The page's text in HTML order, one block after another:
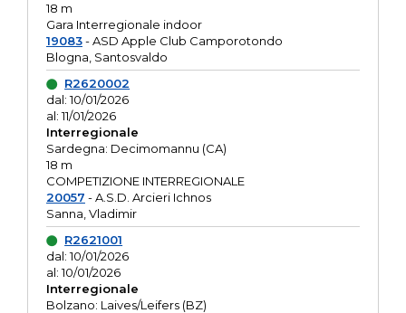
18 m
Gara Interregionale indoor
19083- ASD Apple Club Camporotondo
Blogna, Santosvaldo
R2620002
dal: 10/01/2026
al: 11/01/2026
Interregionale
Sardegna: Decimomannu (CA)
18 m
COMPETIZIONE INTERREGIONALE
20057 - A.S.D. Arcieri Ichnos
Sanna, Vladimir
R2621001
dal: 10/01/2026
al: 10/01/2026
Interregionale
Bolzano: Laives/Leifers (BZ)